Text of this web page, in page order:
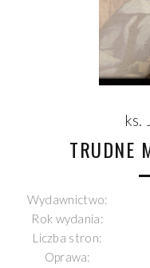
ks.
TRUDNE
Wydawnictwo:
Rok wydania:
Liczba stron:
Oprawa: